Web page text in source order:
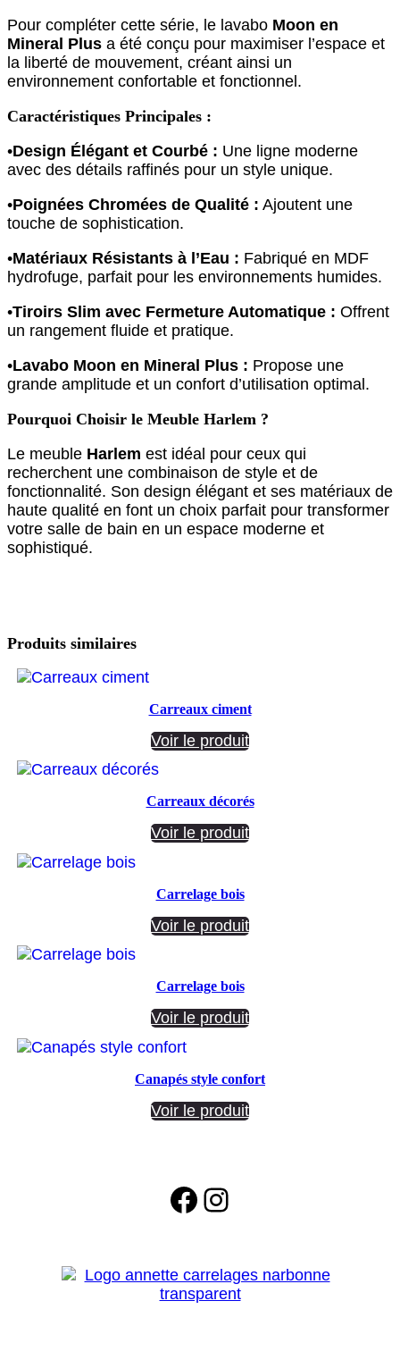
Pour compléter cette série, le lavabo Moon en
Mineral Plus a été conçu pour maximiser l’espace et
la liberté de mouvement, créant ainsi un
environnement confortable et fonctionnel.
Caractéristiques Principales :
•Design Élégant et Courbé : Une ligne moderne
avec des détails raffinés pour un style unique.
•Poignées Chromées de Qualité : Ajoutent une
touche de sophistication.
•Matériaux Résistants à l’Eau : Fabriqué en MDF
hydrofuge, parfait pour les environnements humides.
•Tiroirs Slim avec Fermeture Automatique : Offrent
un rangement fluide et pratique.
•Lavabo Moon en Mineral Plus : Propose une
grande amplitude et un confort d’utilisation optimal.
Pourquoi Choisir le Meuble Harlem ?
Le meuble Harlem est idéal pour ceux qui
recherchent une combinaison de style et de
fonctionnalité. Son design élégant et ses matériaux de
haute qualité en font un choix parfait pour transformer
votre salle de bain en un espace moderne et
sophistiqué.
Produits similaires
Carreaux ciment
Voir le produit
Carreaux décorés
Voir le produit
Carrelage bois
Voir le produit
Carrelage bois
Voir le produit
Canapés style confort
Voir le produit
Facebook
Instagram